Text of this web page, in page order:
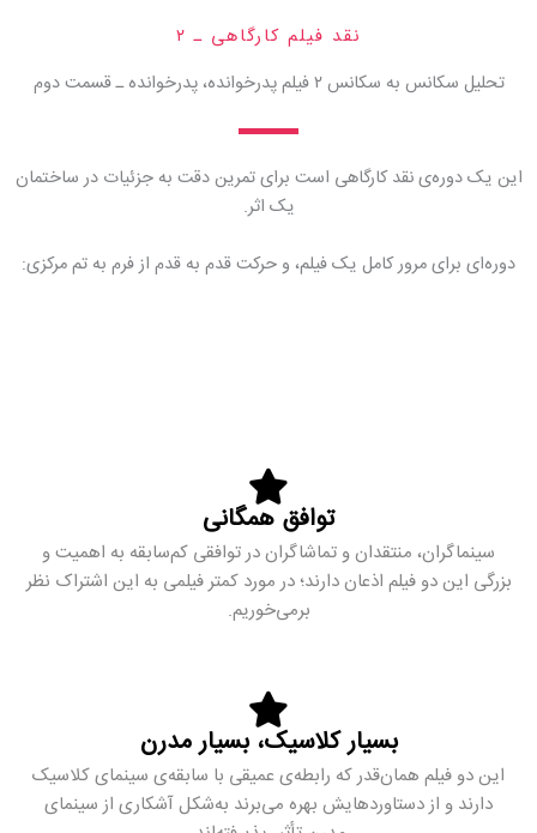
نقد فیلم کارگاهی ـ ۲
تحلیل سكانس به سكانس ۲ فيلم پدرخوانده، پدرخوانده ـ قسمت دوم
این یک دوره‌ی نقد کارگاهی است برای تمرین دقت به جزئیات در ساختمان
یک اثر.
دوره‌ای برای مرور کامل یک فیلم، و حرکت قدم به قدم از فرم به تم مرکزی:
توافق همگانی
سینماگران، منتقدان و تماشاگران در توافقی کم‌سابقه به اهمیت و
بزرگی این دو فیلم اذعان دارند؛ در مورد کمتر فیلمی به این اشتراک نظر
برمی‌خوریم.
بسیار کلاسیک، بسیار مدرن
این دو فیلم همان‌قدر که رابطه‌ی عمیقی با سابقه‌ی سینمای کلاسیک
دارند و از دستاوردهایش بهره می‌برند به‌شکل آشکاری از سینمای